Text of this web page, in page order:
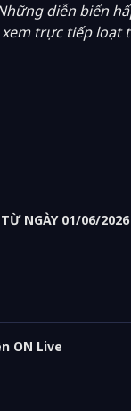
diễn biến
trực tiếp loạt
NGÀY 01/06/2026
ON Live